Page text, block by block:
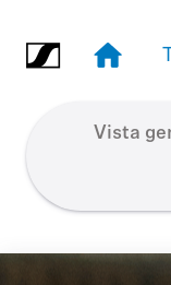
Vista